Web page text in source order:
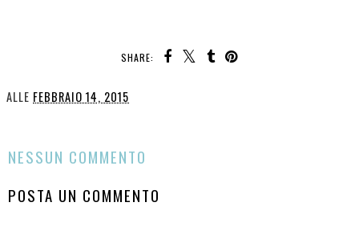
SHARE: